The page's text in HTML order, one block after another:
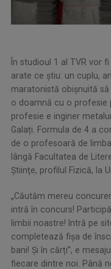
În studioul 1 al TVR vor
arate ce știu: un cuplu,
maratonistă obișnuită
o doamnă cu o profesie
profesie e inginer
Galați. Formula de 4 a
de o profesoară de
lângă Facultatea de
Ştiinţe, profilul Fizică, la
„Căutăm mereu
intră în concurs!
limbii noastre! Intră pe
completează fișa de
bani! Și în cărți”, e
fiecare dintre noi. Până